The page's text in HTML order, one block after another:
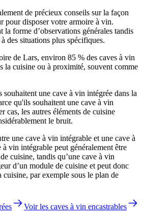
de précieux conseils sur la façon
pour disposer votre armoire à vin.
la forme d’observations générales tandis
des situations plus spécifiques.
de Lars, environ 85 % des caves à vin
la cuisine ou à proximité, souvent comme
souhaitent une cave à vin intégrée dans la
qu'ils souhaitent une cave à vin
cas, les autres éléments de cuisine
le bruit.
une cave à vin intégrable et une cave à
vin intégrable peut généralement être
cuisine, tandis qu’une cave à vin
d’un module de cuisine et peut donc
cuisine, par exemple sous le plan de
Voir les caves à vin encastrables